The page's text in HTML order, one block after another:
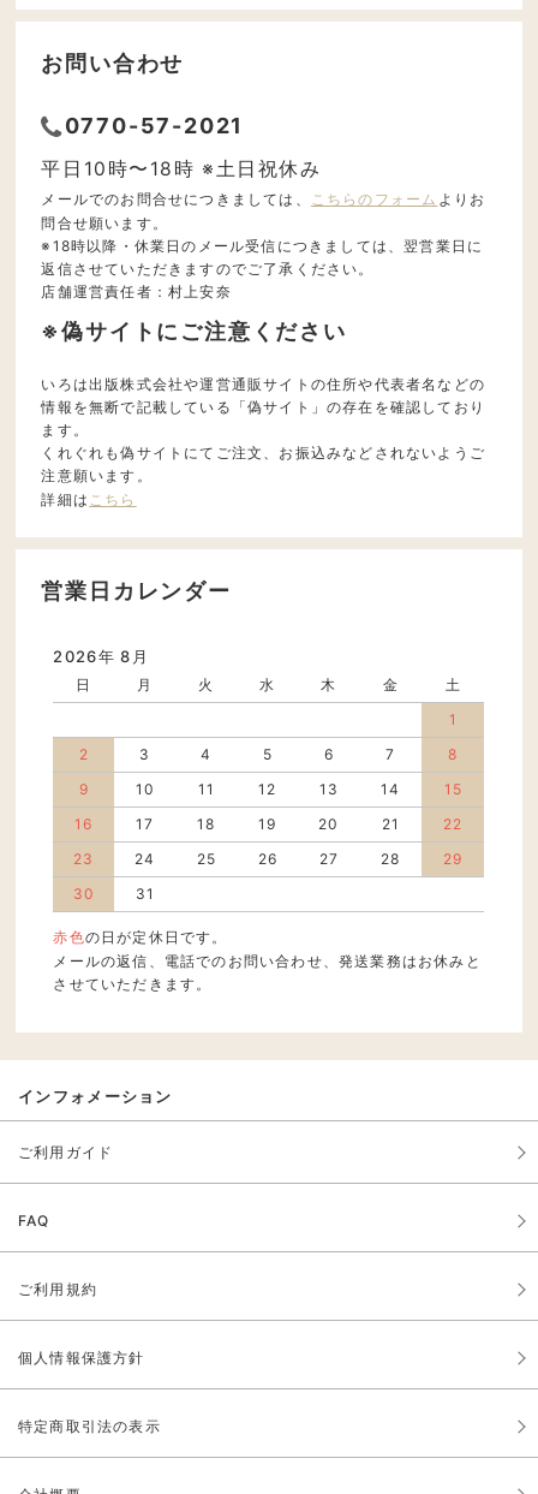
お問い合わせ
0770-57-2021
平日10時〜18時 ※土日祝休み
メールでのお問合せにつきましては、 こちらのフォーム よりお
問合せ願います。
※18時以降・休業日のメール受信につきましては、翌営業日に
返信させていただきますのでご了承ください。
店舗運営責任者：村上安奈
※偽サイトにご注意ください
いろは出版株式会社や運営通販サイトの住所や代表者名などの
情報を無断で記載している「偽サイト」の存在を確認しており
ます。
くれぐれも偽サイトにてご注文、お振込みなどされないようご
注意願います。
詳細は こちら
営業日カレンダー
2026年 8月
日 月 火 水 木 金
土
1
2
3 4 5 6 7
8
9
10 11 12 13 14
15
16
17 18 19 20 21
22
23
24 25 26 27 28
29
30
31
赤色の日が定休日です。
メールの返信、電話でのお問い合わせ、発送業務はお休みと
させていただきます。
インフォメーション
ご利用ガイド
FAQ
ご利用規約
個人情報保護方針
特定商取引法の表示